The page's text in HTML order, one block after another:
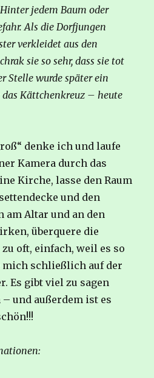
jedem Baum oder
Als die Dorfjungen
verkleidet aus den
sie so sehr, dass sie tot
Stelle wurde später ein
Kättchenkreuz – heute
denke ich und laufe
Kamera durch das
Kirche, lasse den Raum
und den
am Altar und an den
überquere die
oft, einfach, weil es so
mich schließlich auf der
Es gibt viel zu sagen
– und außerdem ist es